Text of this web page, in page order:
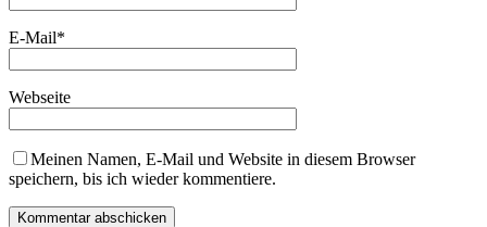
E-Mail*
Webseite
Meinen Namen, E-Mail und Website in diesem Browser
speichern, bis ich wieder kommentiere.